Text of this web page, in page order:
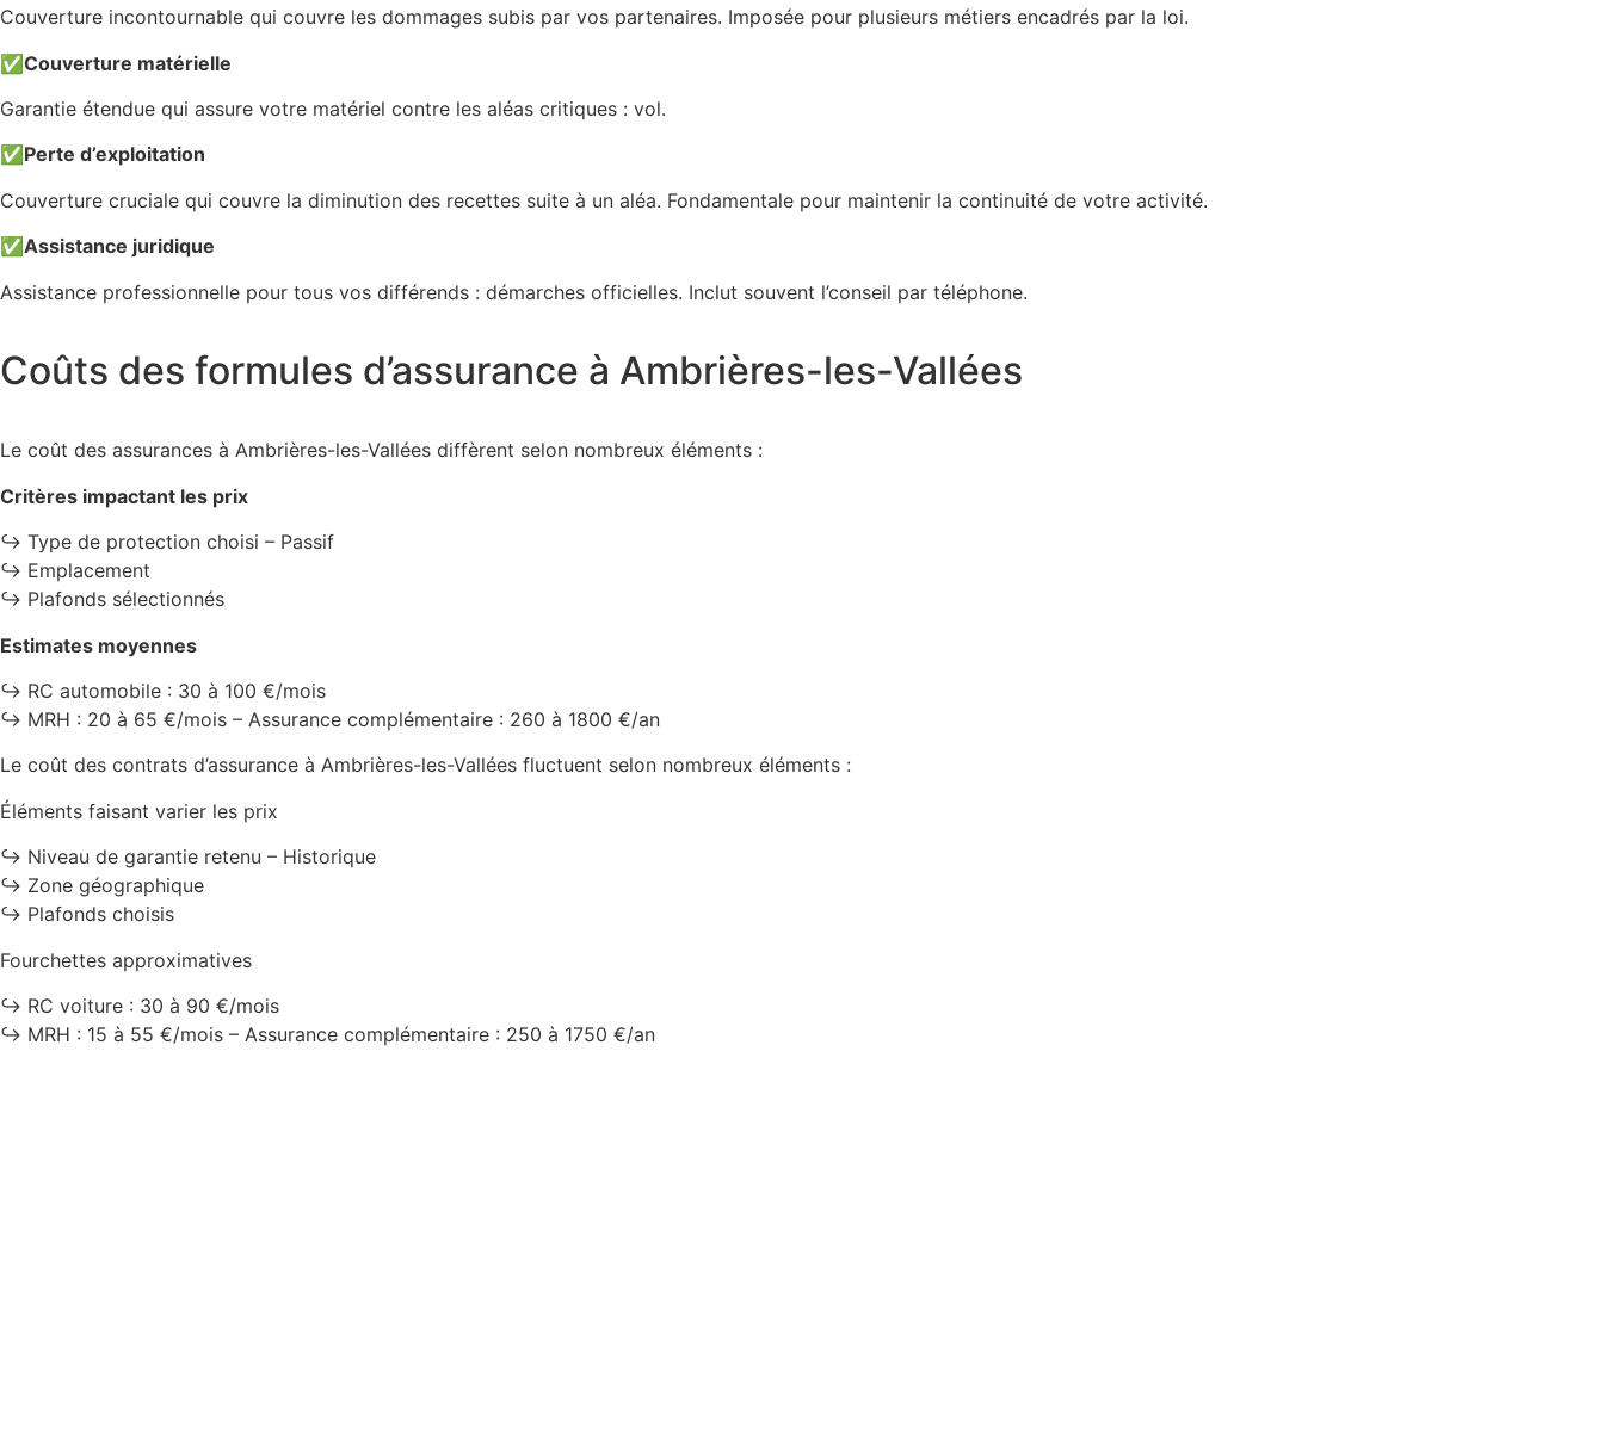
Couverture incontournable qui couvre les dommages subis par vos partenaires. Imposée pour plusieurs métiers encadrés par la loi.
✅Couverture matérielle
Garantie étendue qui assure votre matériel contre les aléas critiques : vol.
✅ Perte d’exploitation
Couverture cruciale qui couvre la diminution des recettes suite à un aléa. Fondamentale pour maintenir la continuité de votre activité.
✅Assistance juridique
Assistance professionnelle pour tous vos différends : démarches officielles. Inclut souvent l’conseil par téléphone.
Coûts des formules d’assurance à Ambrières-les-Vallées
Le coût des assurances à Ambrières-les-Vallées diffèrent selon nombreux éléments :
Critères impactant les prix
↪️ Type de protection choisi – Passif
↪️ Emplacement
↪️ Plafonds sélectionnés
Estimates moyennes
↪️ RC automobile : 30 à 100 €/mois
↪️ MRH : 20 à 65 €/mois – Assurance complémentaire : 260 à 1800 €/an
Le coût des contrats d’assurance à Ambrières-les-Vallées fluctuent selon nombreux éléments :
Éléments faisant varier les prix
↪️ Niveau de garantie retenu – Historique
↪️ Zone géographique
↪️ Plafonds choisis
Fourchettes approximatives
↪️ RC voiture : 30 à 90 €/mois
↪️ MRH : 15 à 55 €/mois – Assurance complémentaire : 250 à 1750 €/an